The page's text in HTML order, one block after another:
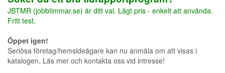
JBTMR (jobbtimmar.se) är ditt val. Lågt pris - enkelt att använda.
Fritt test.
Öppet igen!
Seriösa företag/hemsideägare kan nu anmäla om att visas i
katalogen. Läs mer och kontakta oss vid intresse!